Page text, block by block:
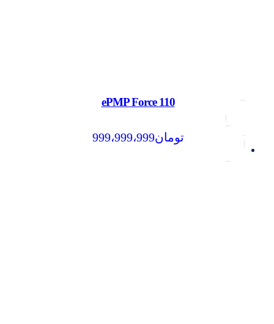
ePMP Force 110
تومان999،999،999